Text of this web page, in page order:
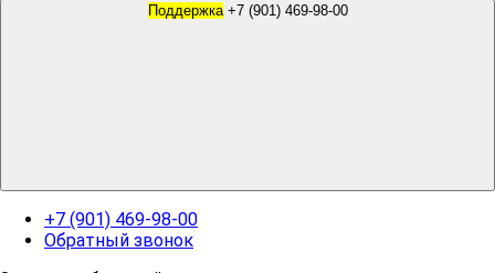
Поддержка +7 (901) 469-98-00
+7 (901) 469-98-00
Обратный звонок